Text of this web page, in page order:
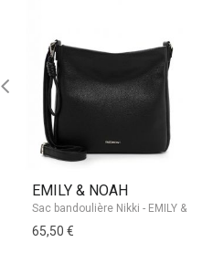
EMILY & NOAH
65,50 €